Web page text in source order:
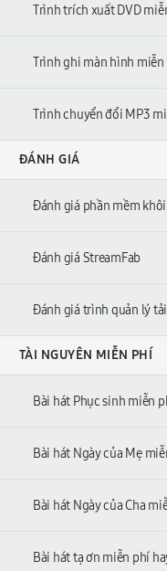
Trình trích xuất DVD
Trình ghi màn hình miễn
Trình chuyển đổi MP3
ĐÁNH GIÁ
Đánh giá phần mềm
Đánh giá StreamFab
Đánh giá trình quản lý
TÀI NGUYÊN MIỄN PHÍ
Bài hát Phục sinh miễn
Bài hát Ngày của Mẹ
Bài hát Ngày của Cha
Bài hát tạ ơn miễn phí